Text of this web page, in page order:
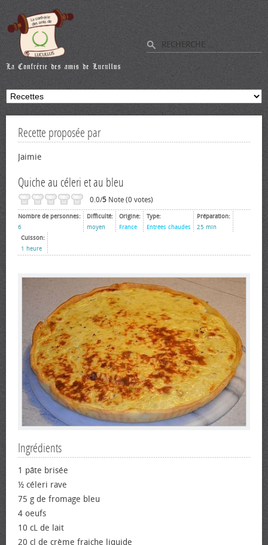
Recette proposée par
Jaimie
Quiche au céleri et au bleu
0.0/5 Note (0 votes)
Nombre de personnes:
6
Difficulté:
moyen
Origine:
France
Type:
Entrées chaudes
Préparation:
25 min
Cuisson:
1 heure
Ingrédients
1 pâte brisée
½ céleri rave
75 g de fromage bleu
4 œufs
10 cL de lait
20 cl de crème fraiche liquide